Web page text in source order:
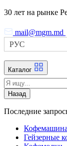
Skip
the
content
30 лет на рынке
mail@mgm.md
РУС
Каталог
Назад
Последние
Кофемашина
Гейзерные